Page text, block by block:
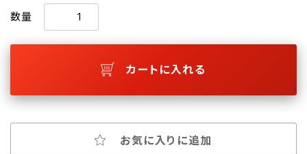
数量
カートに入れる
お気に入りに追加